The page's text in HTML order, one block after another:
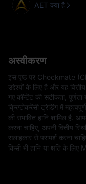
AET क्या है
अस्वीकरण
इस पृष्ठ पर Checkmate
उद्देश्यों के लिए है और यह
गए कॉन्टेंट की सटीकता, पूर्णता
क्रिप्टोकरेंसी ट्रेडिंग में
की संभावित हानि शामिल है.
करना चाहिए, अपनी वित्तीय
सलाहकार से परामर्श करना
किसी भी हानि या क्षति के लिए